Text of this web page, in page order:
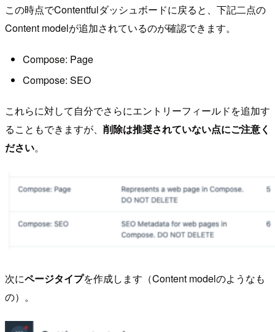
この時点でContentfulダッシュボードに戻ると、下記二点の
Content modelが追加されているのが確認できます。
Compose: Page
Compose: SEO
これらに対して自分でさらにエントリーフィールドを追加す
ることもできますが、 削除は推奨されていない点にご注意く
ださい。
次にページタイプを作成します（Content modelのようなも
の）。